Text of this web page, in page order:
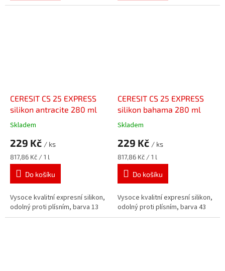
CERESIT CS 25 EXPRESS
silikon antracite 280 ml
Skladem
229 Kč / ks
Měrná
cena:
817,86 Kč / 1 l
Do košíku
Vysoce kvalitní expresní silikon,
odolný proti plísním, barva 13
CERESIT CS 25 EXPRESS
silikon bahama 280 ml
Skladem
229 Kč / ks
Měrná
cena:
817,86 Kč / 1 l
Do košíku
Vysoce kvalitní expresní silikon,
odolný proti plísním, barva 43